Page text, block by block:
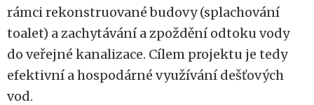
rámci rekonstruované budovy (splachování
toalet) a zachytávání a zpoždění odtoku vody
do veřejné kanalizace. Cílem projektu je tedy
efektivní a hospodárné využívání dešťových
vod.